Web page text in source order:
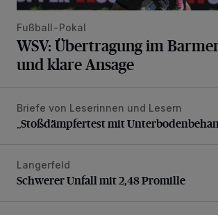
Fußball-Pokal
WSV: Übertragung im
und klare Ansage
„Stoßdämpfertest mit
Briefe von Leserinnen und Lesern
„Stoßdämpfertest mit
Schwerer Unfall mit 2,48 Promille
Langerfeld
Schwerer Unfall mit 2,48 Promille